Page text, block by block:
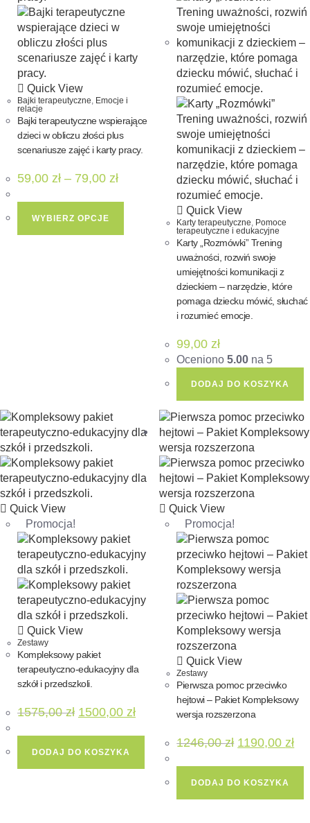
Quick View
Bajki terapeutyczne, Emocje i
relacje
Bajki terapeutyczne wspierające
dzieci w obliczu złości plus
scenariusze zajęć i karty pracy.
59,00 zł – 79,00 zł
WYBIERZ OPCJE
Quick View
Karty terapeutyczne, Pomoce
terapeutyczne i edukacyjne
Karty „Rozmówki” Trening
uważności, rozwiń swoje
umiejętności komunikacji z
dzieckiem – narzędzie, które
pomaga dziecku mówić, słuchać
i rozumieć emocje.
99,00zł
Oceniono5.00 na 5
DODAJ DO KOSZYKA
Quick View
Promocja!
Quick View
Zestawy
Kompleksowy pakiet
terapeutyczno-edukacyjny dla
szkół i przedszkoli.
1575,00zł 1500,00 zł
DODAJ DO KOSZYKA
Quick View
Promocja!
Quick View
Zestawy
Pierwsza pomoc przeciwko
hejtowi – Pakiet Kompleksowy
wersja rozszerzona
1246,00zł 1190,00 zł
DODAJ DO KOSZYKA